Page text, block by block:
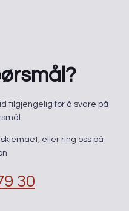
​tilgjengelig for å svare på
eller ring oss på
30